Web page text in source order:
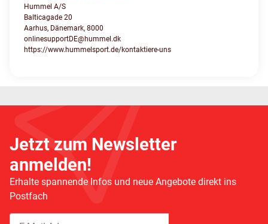
Hummel A/S
Balticagade 20
Aarhus, Dänemark, 8000
onlinesupportDE@hummel.dk
https://www.hummelsport.de/kontaktiere-uns
Jetzt zum Newsletter
anmelden!
Erhalte spannende Infos und neue Angebote direkt ins
Postfach